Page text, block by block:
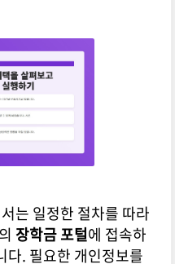
는 일정한 절차를 따라
장학금 포털에 접속하
다. 필요한 개인정보를